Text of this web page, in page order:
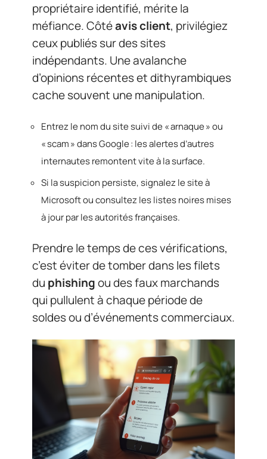
propriétaire identifié, mérite la
méfiance. Côtéavis client, privilégiez
ceux publiés sur des sites
indépendants. Une avalanche
d’opinions récentes et dithyrambiques
cache souvent une manipulation.
Entrez le nom du site suivi de « arnaque » ou
« scam » dans Google : les alertes d’autres
internautes remontent vite à la surface.
Si la suspicion persiste, signalez le site à
Microsoft ou consultez les listes noires mises
à jour par les autorités françaises.
Prendre le temps de ces vérifications,
c’est éviter de tomber dans les filets
du phishingou des faux marchands
qui pullulent à chaque période de
soldes ou d’événements commerciaux.